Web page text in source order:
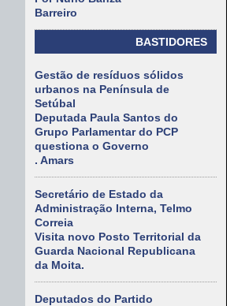
Barreiro
BASTIDORES
Gestão de resíduos sólidos
urbanos na Península de
Setúbal
Deputada Paula Santos do
Grupo Parlamentar do PCP
questiona o Governo
. Amars
Secretário de Estado da
Administração Interna, Telmo
Correia
Visita novo Posto Territorial da
Guarda Nacional Republicana
da Moita.
Deputados do Partido